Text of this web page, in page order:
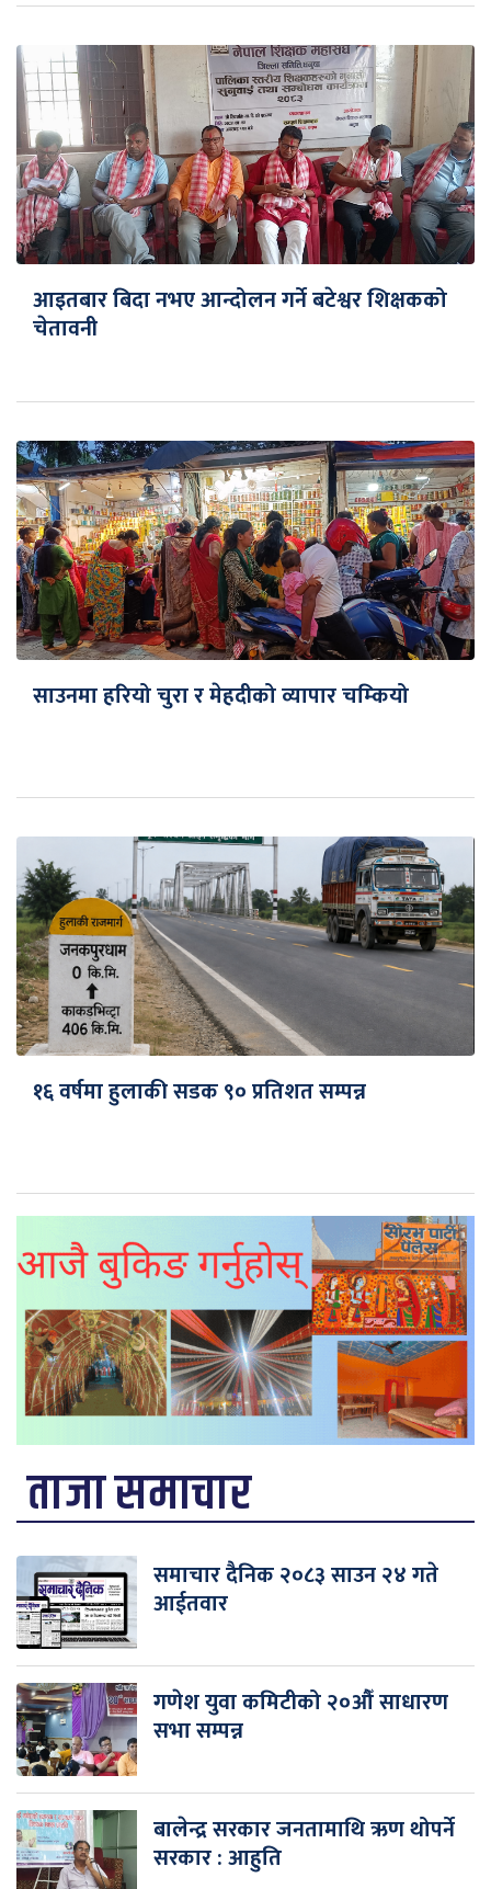
आइतबार बिदा नभए आन्दोलन गर्ने बटेश्वर शिक्षकको
चेतावनी
साउनमा हरियो चुरा र मेहदीको व्यापार चम्कियो
१६ वर्षमा हुलाकी सडक ९० प्रतिशत सम्पन्न
ताजा समाचार
समाचार दैनिक २०८३ साउन २४ गते
आईतवार
गणेश युवा कमिटीको २०औँ साधारण
सभा सम्पन्न
बालेन्द्र सरकार जनतामाथि ऋण थोपर्ने
सरकार : आहुति